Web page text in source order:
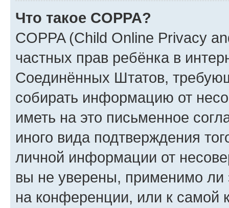
Что такое COPPA?
COPPA (Child Online Privacy
частных прав ребёнка в
Соединённых Штатов,
собирать информацию от
иметь на это письменное
иного вида подтверждения
личной информации от
вы не уверены, применимо ли
на конференции, или к самой